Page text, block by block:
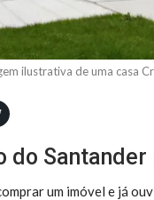
ilustrativa de uma casa
do
um imóvel e já